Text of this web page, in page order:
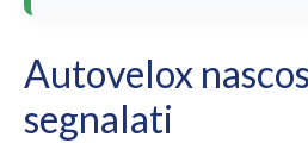
Autovelox
segnalati